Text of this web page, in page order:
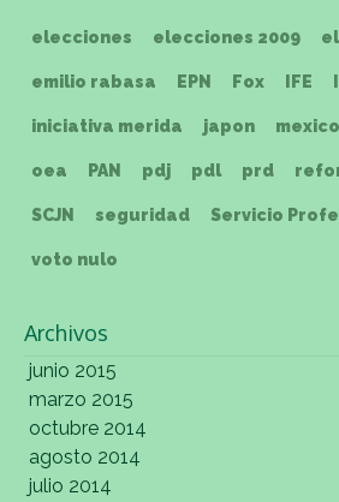
elecciones elecciones 2009
emilio rabasa EPN Fox IFE
iniciativa merida japon mexico
oea PAN pdj pdl prd
SCJN seguridad Servicio
voto nulo
Archivos
junio 2015
marzo 2015
octubre 2014
agosto 2014
julio 2014